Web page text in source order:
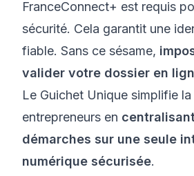
FranceConnect+ est requis
sécurité. Cela garantit une
fiable. Sans ce sésame,
valider votre dossier en
Le Guichet Unique simplifie
entrepreneurs en
démarches sur une seule
numérique sécurisée.